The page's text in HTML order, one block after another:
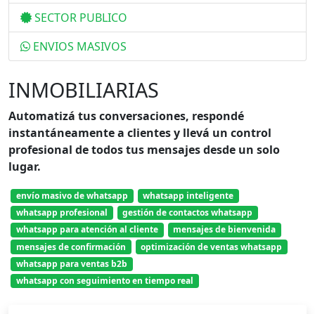
SECTOR PUBLICO
ENVIOS MASIVOS
INMOBILIARIAS
Automatizá tus conversaciones, respondé
instantáneamente a clientes y llevá un control
profesional de todos tus mensajes desde un solo
lugar.
envío masivo de whatsapp
whatsapp inteligente
whatsapp profesional
gestión de contactos whatsapp
whatsapp para atención al cliente
mensajes de bienvenida
mensajes de confirmación
optimización de ventas whatsapp
whatsapp para ventas b2b
whatsapp con seguimiento en tiempo real